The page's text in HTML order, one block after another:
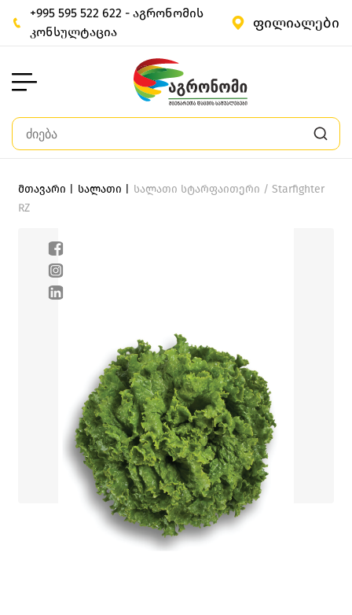
+995 595 522 622 - აგრონომის
კონსულტაცია
ფილიალები
მთავარი | სალათი |
სალათი სტარფაითერი / Starfighter
RZ